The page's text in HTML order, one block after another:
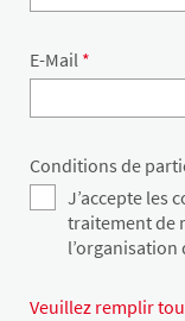
E-Mail *
Conditions de
J’accepte les
traitement de
Veuillez remplir